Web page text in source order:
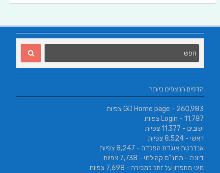
הדפים הנצפים ביותר
GD Home page - 260,983 צפיות
Login - 11,787 צפיות
ישובים - 11,377 צפיות
ראשי - 8,524 צפיות
אנדרטת אוגדת הפלדה - 8,247 צפיות
דיונה – מתנ"ס קהילתי - 7,738 צפיות
מיני מחפרון על זחל למכירה - 7,698 צפיות